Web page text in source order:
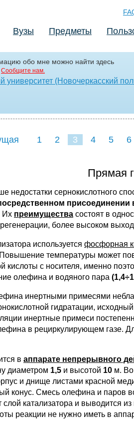
Вузы Предметы
обо мне можно найти здесь
Сообщите нам.
университет (Новочеркасский
1 2 3 4 5 6
Прямая
недостатки сернокислотного
Их преимущества состоят в
более высоком
используется фосфорная
температуры может
кислоты с носителя, именно
олефина и водяного пара
инертными примесями
гидратации,
инертные примеси
в рециркулирующем газе.
в аппарате непрерывного
диаметром 1,5 и высотой 10 м.
и днище листами красной
конус. Смесь олефина и паров
слой катализатора и выводится
реакции не нужно иметь в